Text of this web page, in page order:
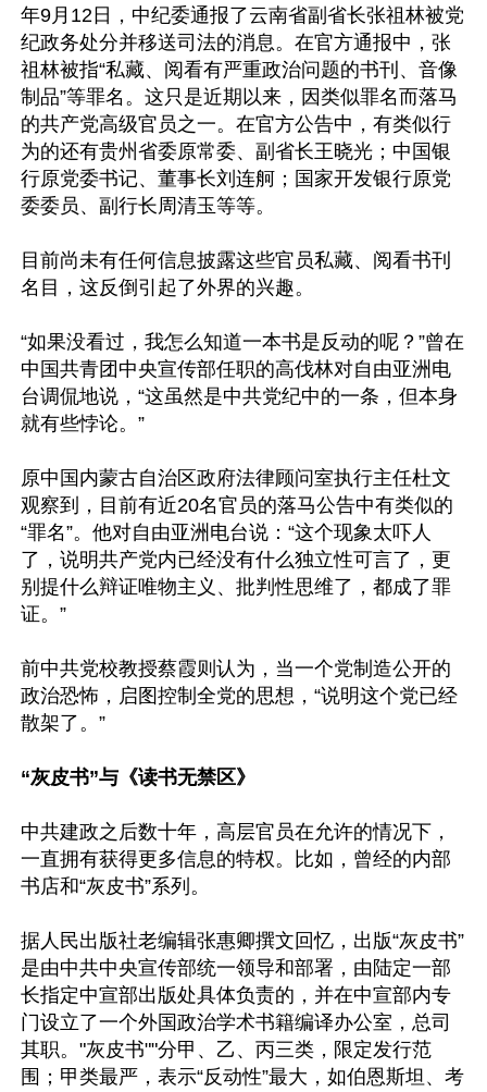
年9月12日，中纪委通报了云南省副省长张祖林被党
纪政务处分并移送司法的消息。在官方通报中，张
祖林被指“私藏、阅看有严重政治问题的书刊、音像
制品”等罪名。这只是近期以来，因类似罪名而落马
的共产党高级官员之一。在官方公告中，有类似行
为的还有贵州省委原常委、副省长王晓光；中国银
行原党委书记、董事长刘连舸；国家开发银行原党
委委员、副行长周清玉等等。
目前尚未有任何信息披露这些官员私藏、阅看书刊
名目，这反倒引起了外界的兴趣。
“如果没看过，我怎么知道一本书是反动的呢？”曾在
中国共青团中央宣传部任职的高伐林对自由亚洲电
台调侃地说，“这虽然是中共党纪中的一条，但本身
就有些悖论。”
原中国内蒙古自治区政府法律顾问室执行主任杜文
观察到，目前有近20名官员的落马公告中有类似的
“罪名”。他对自由亚洲电台说：“这个现象太吓人
了，说明共产党内已经没有什么独立性可言了，更
别提什么辩证唯物主义、批判性思维了，都成了罪
证。”
前中共党校教授蔡霞则认为，当一个党制造公开的
政治恐怖，启图控制全党的思想，“说明这个党已经
散架了。”
“灰皮书”与《读书无禁区》
中共建政之后数十年，高层官员在允许的情况下，
一直拥有获得更多信息的特权。比如，曾经的内部
书店和“灰皮书”系列。
据人民出版社老编辑张惠卿撰文回忆，出版“灰皮书”
是由中共中央宣传部统一领导和部署，由陆定一部
长指定中宣部出版处具体负责的，并在中宣部内专
门设立了一个外国政治学术书籍编译办公室，总司
其职。"灰皮书""分甲、乙、丙三类，限定发行范
围；甲类最严，表示“反动性”最大，如伯恩斯坦、考